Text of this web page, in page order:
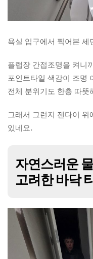
욕실 입구에서 찍어본 세
플랩장 간접조명을 켜니
포인트타일 색감이 조명
전체 분위기도 한층 따뜻
그래서 그런지 젠다이
있네요.
자연스러운
고려한 바닥